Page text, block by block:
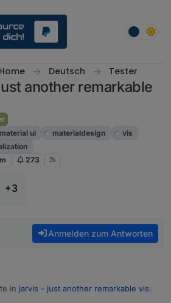
Deutsch Tester
another remarkable
material ui materialdesign
vis
273
+3
Anmelden zum Antworten
in jarvis - just another remarkable vis: